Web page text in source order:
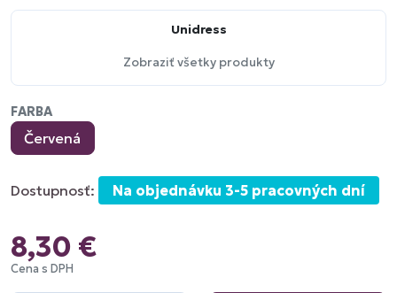
Unidress
Zobraziť všetky produkty
FARBA
Červená
Dostupnosť: Na objednávku 3-5 pracovných dní
8,30 €
Cena s DPH